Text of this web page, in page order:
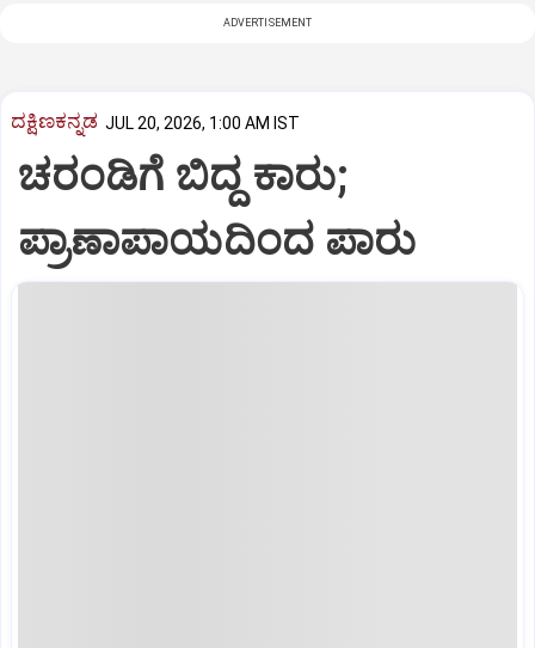
ADVERTISEMENT
ದಕ್ಷಿಣಕನ್ನಡ JUL 20, 2026, 1:00 AM IST
ಚರಂಡಿಗೆ ಬಿದ್ದ ಕಾರು;
ಪ್ರಾಣಾಪಾಯದಿಂದ ಪಾರು